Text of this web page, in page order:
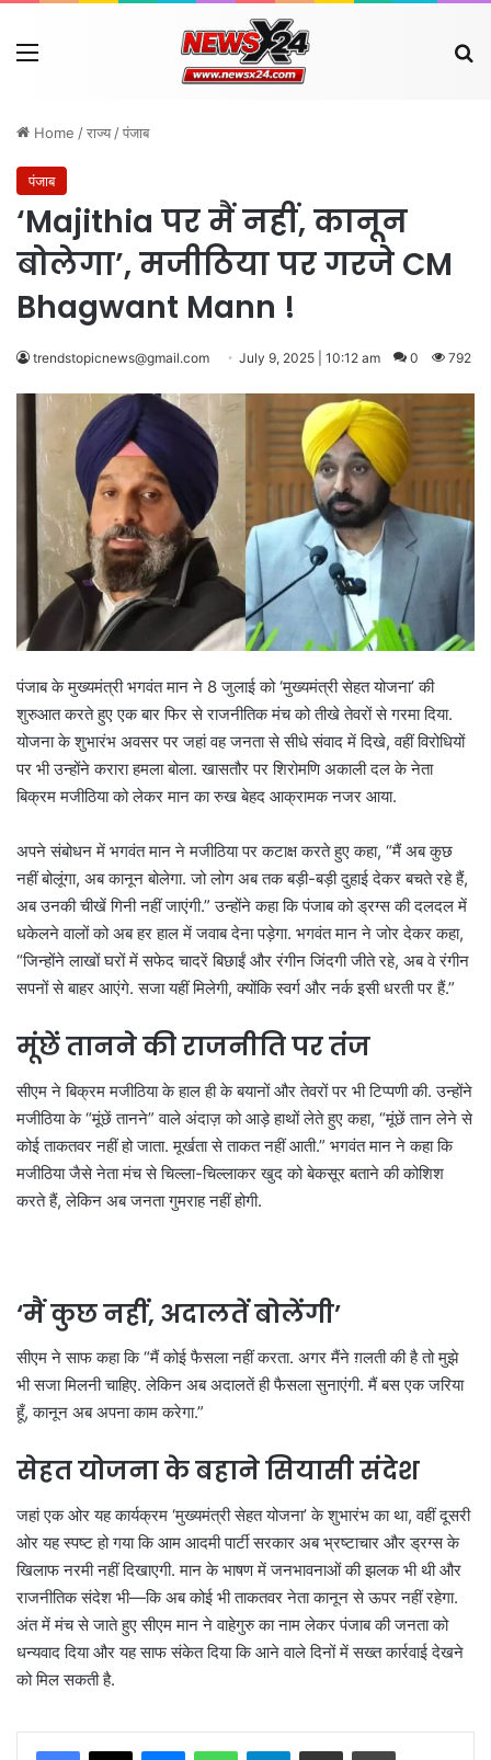
Menu
Home /राज्य /पंजाब
पंजाब
‘Majithia पर मैं नहीं, कानून
बोलेगा’, मजीठिया पर गरजे CM
Bhagwant Mann !
trendstopicnews@gmail.com July 9, 2025 | 10:12 am 0 792
पंजाब के मुख्यमंत्री भगवंत मान ने 8 जुलाई को ‘मुख्यमंत्री सेहत योजना’ की
शुरुआत करते हुए एक बार फिर से राजनीतिक मंच को तीखे तेवरों से गरमा दिया.
योजना के शुभारंभ अवसर पर जहां वह जनता से सीधे संवाद में दिखे, वहीं विरोधियों
पर भी उन्होंने करारा हमला बोला. खासतौर पर शिरोमणि अकाली दल के नेता
बिक्रम मजीठिया को लेकर मान का रुख बेहद आक्रामक नजर आया.
अपने संबोधन में भगवंत मान ने मजीठिया पर कटाक्ष करते हुए कहा, “मैं अब कुछ
नहीं बोलूंगा, अब कानून बोलेगा. जो लोग अब तक बड़ी-बड़ी दुहाई देकर बचते रहे हैं,
अब उनकी चीखें गिनी नहीं जाएंगी.” उन्होंने कहा कि पंजाब को ड्रग्स की दलदल में
धकेलने वालों को अब हर हाल में जवाब देना पड़ेगा. भगवंत मान ने जोर देकर कहा,
“जिन्होंने लाखों घरों में सफेद चादरें बिछाईं और रंगीन जिंदगी जीते रहे, अब वे रंगीन
सपनों से बाहर आएंगे. सजा यहीं मिलेगी, क्योंकि स्वर्ग और नर्क इसी धरती पर हैं.”
मूंछें तानने की राजनीति पर तंज
सीएम ने बिक्रम मजीठिया के हाल ही के बयानों और तेवरों पर भी टिप्पणी की. उन्होंने
मजीठिया के “मूंछें तानने” वाले अंदाज़ को आड़े हाथों लेते हुए कहा, “मूंछें तान लेने से
कोई ताकतवर नहीं हो जाता. मूर्खता से ताकत नहीं आती.” भगवंत मान ने कहा कि
मजीठिया जैसे नेता मंच से चिल्ला-चिल्लाकर खुद को बेकसूर बताने की कोशिश
करते हैं, लेकिन अब जनता गुमराह नहीं होगी.
‘मैं कुछ नहीं, अदालतें बोलेंगी’
सीएम ने साफ कहा कि “मैं कोई फैसला नहीं करता. अगर मैंने ग़लती की है तो मुझे
भी सजा मिलनी चाहिए. लेकिन अब अदालतें ही फैसला सुनाएंगी. मैं बस एक जरिया
हूँ, कानून अब अपना काम करेगा.”
सेहत योजना के बहाने सियासी संदेश
जहां एक ओर यह कार्यक्रम ‘मुख्यमंत्री सेहत योजना’ के शुभारंभ का था, वहीं दूसरी
ओर यह स्पष्ट हो गया कि आम आदमी पार्टी सरकार अब भ्रष्टाचार और ड्रग्स के
खिलाफ नरमी नहीं दिखाएगी. मान के भाषण में जनभावनाओं की झलक भी थी और
राजनीतिक संदेश भी—कि अब कोई भी ताकतवर नेता कानून से ऊपर नहीं रहेगा.
अंत में मंच से जाते हुए सीएम मान ने वाहेगुरु का नाम लेकर पंजाब की जनता को
धन्यवाद दिया और यह साफ संकेत दिया कि आने वाले दिनों में सख्त कार्रवाई देखने
को मिल सकती है.
MessengerWhatsAppTelegramShare via Email Print